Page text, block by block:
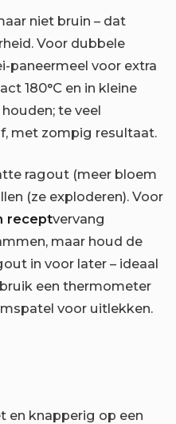
niet bruin – dat
Voor dubbele
paneermeel voor extra
180°C en in kleine
te veel
met zompig resultaat.
ragout (meer bloem
(ze exploderen). Voor
receptvervang
maar houd de
in voor later – ideaal
een thermometer
voor uitlekken.
en knapperig op een